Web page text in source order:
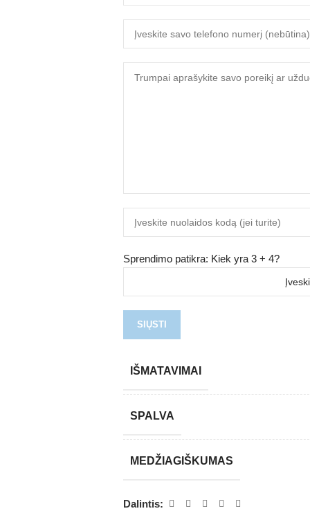
Sprendimo patikra: Kiek yra 3 + 4?
IŠMATAVIMAI
SPALVA
MEDŽIAGIŠKUMAS
Dalintis: